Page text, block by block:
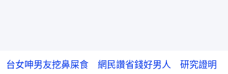
台女呻男友挖鼻屎食 網民讚省錢好男人 研究證明